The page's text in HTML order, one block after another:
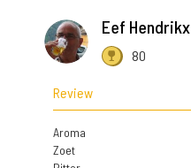
Eef Hendrikx
80
Review
Aroma
Zoet